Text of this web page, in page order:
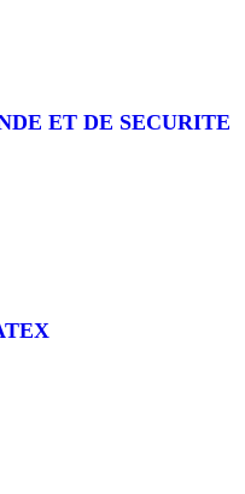
ET DE SECURITE